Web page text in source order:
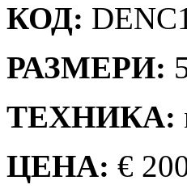
КОД:
РАЗМЕРИ:
ТЕХНИКА:
ЦЕНА: €